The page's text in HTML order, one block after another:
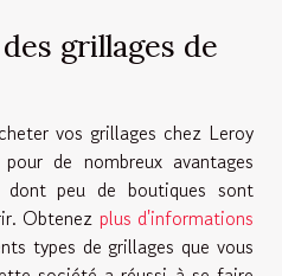
grillages de
vos grillages chez Leroy
de nombreux avantages
peu de boutiques sont
Obtenez plus d'informations
types de grillages que vous